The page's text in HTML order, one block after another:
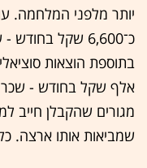
יותר מלפני המלחמה.
מגורים שהקבלן חייב
שמביאות אותו ארצה.